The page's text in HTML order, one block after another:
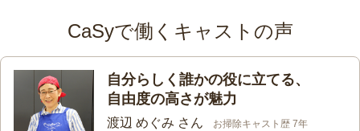
CaSyで働くキャストの声
自分らしく誰かの役に立てる、
自由度の高さが魅力
渡辺 めぐみ さん お掃除キャスト歴 7年